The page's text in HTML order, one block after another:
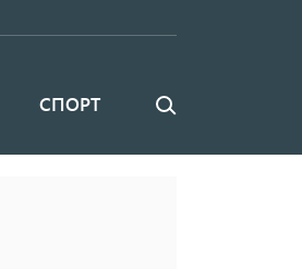
СПОРТ Пошук